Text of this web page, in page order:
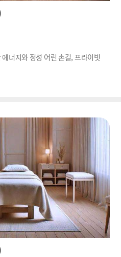
너지와 정성 어린 손길, 프라이빗